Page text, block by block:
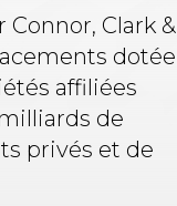
Clark &
dotée
affiliées
de
privés et de